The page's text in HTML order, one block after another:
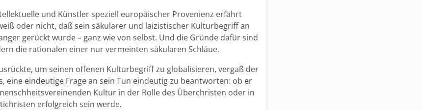
und Künstler speziell europäischer Provenienz erfährt
oder nicht, daß sein säkularer und laizistischer Kulturbegriff an
gerückt wurde – ganz wie von selbst. Und die Gründe dafür sind
die rationalen einer nur vermeinten säkularen Schläue.
um seinen offenen Kulturbegriff zu globalisieren, vergaß der
eine eindeutige Frage an sein Tun eindeutig zu beantworten: ob er
Kultur in der Rolle des Überchristen oder in
erfolgreich sein werde.